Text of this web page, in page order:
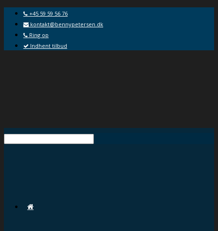
+45 59 59 56 76
kontakt@bennypetersen.dk
Ring op
Indhent tilbud